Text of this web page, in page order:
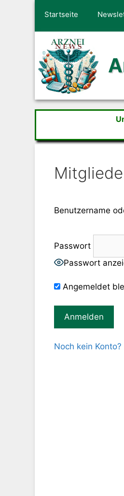
Startseite
Benutzername
Passwort
Passwort
Angemeldet
Noch kein Konto?